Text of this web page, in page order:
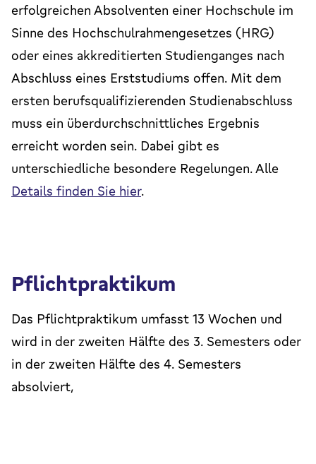
erfolgreichen Absolventen einer Hochschule im
Sinne des Hochschulrahmengesetzes (HRG)
oder eines akkreditierten Studienganges nach
Abschluss eines Erststudiums offen. Mit dem
ersten berufsqualifizierenden Studienabschluss
muss ein überdurchschnittliches Ergebnis
erreicht worden sein. Dabei gibt es
unterschiedliche besondere Regelungen. Alle
Details finden Sie hier.
Pflichtpraktikum
Das Pflichtpraktikum umfasst 13 Wochen und
wird in der zweiten Hälfte des 3. Semesters oder
in der zweiten Hälfte des 4. Semesters
absolviert,